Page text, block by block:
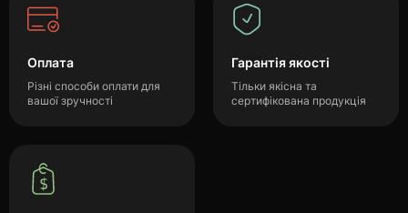
Оплата
Різні способи оплати для
вашої зручності
Гарантія якості
Тільки якісна та
сертифікована продукція